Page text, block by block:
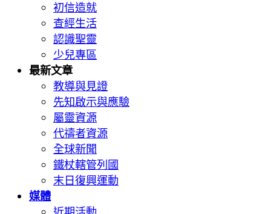
初信造就
查經生活
認識聖靈
少兒專區
最新文章
教導與見證
先知啟示與應驗
屬靈資源
代禱者資源
全球新聞
鐵杖轄管列國
末日復興運動
媒體